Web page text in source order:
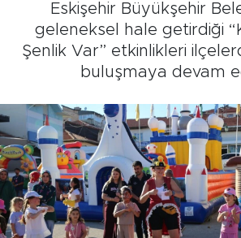
Eskişehir Büyükşehir
geleneksel hale getirdiği
Şenlik Var” etkinlikleri
buluşmaya devam
Eskişehirspor
Sağlık
Kültür Sanat
Tarihçe
Süper Lig Puan Durumu ve
Tüm Manşetler
Son Dakika Haberleri
Haber Arşivi